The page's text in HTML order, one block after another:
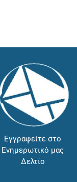
Εγγραφείτε στο
Ενημερωτικό μας
Δελτίο